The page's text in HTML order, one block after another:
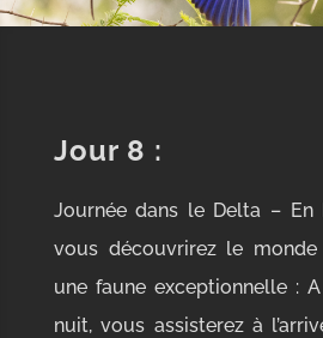
Jour 8 :
Journée dans le Delta – En
vous découvrirez le
une faune exceptionnelle :
nuit, vous assisterez à